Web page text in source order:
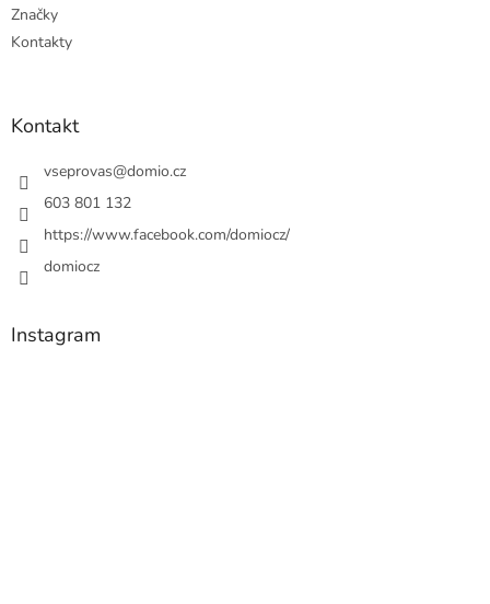
Značky
Kontakty
Kontakt
vseprovas@domio.cz
603 801 132
https://www.facebook.com/domiocz/
domiocz
Instagram